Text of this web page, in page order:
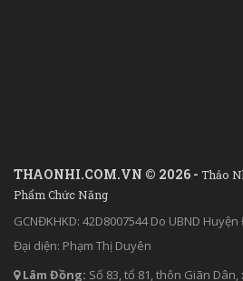
THAONHI.COM.VN © 2026 - Thảo
Phẩm Chức Năng
GCNĐKHKD: 42D8007544 Do UBND
Đại diện: Phạm Thị Duyên
Lâm Đồng: Số 83, tổ 81, thôn Giãn